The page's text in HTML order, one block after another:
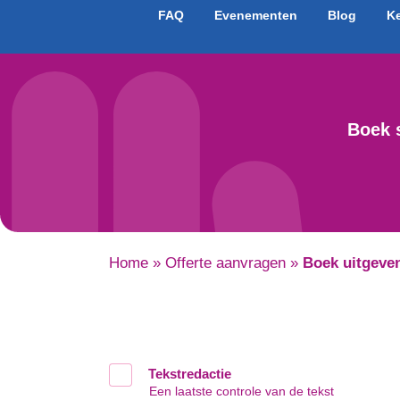
FAQ Evenementen Blog
Boek
Home » Offerte aanvragen » Boek
Tekstredactie
Een laatste controle van de tekst